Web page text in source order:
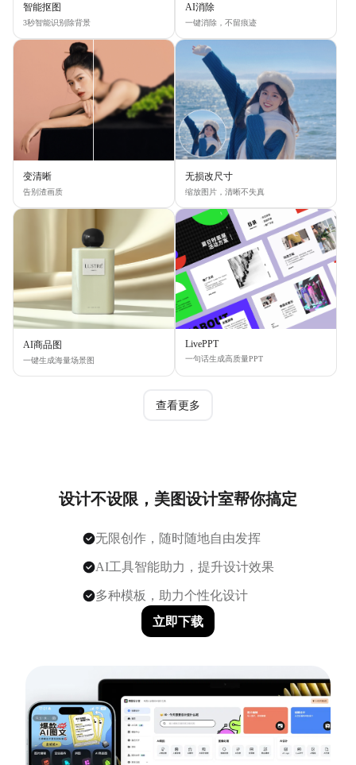
智能抠图
3秒智能识别除背景
AI消除
一键消除，不留痕迹
变清晰
告别渣画质
无损改尺寸
缩放图片，清晰不失真
AI商品图
一键生成海量场景图
LivePPT
一句话生成高质量PPT
查看更多
设计不设限，美图设计室帮你搞定
无限创作，随时随地自由发挥
AI工具智能助力，提升设计效果
多种模板，助力个性化设计
立即下载